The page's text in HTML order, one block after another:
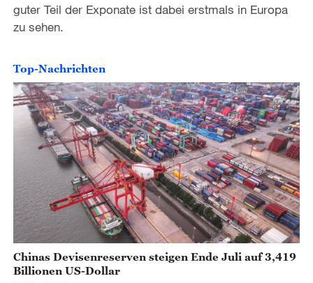
y
V
i
d
e
o
guter Teil der Exponate ist dabei erstmals in Europa
zu sehen.
Top-Nachrichten
Chinas Devisenreserven steigen Ende Juli auf 3,419
Billionen US-Dollar